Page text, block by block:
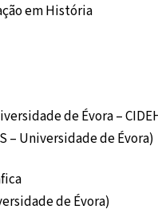
em História
de Évora –
– Universidade de Évora)
de Évora)